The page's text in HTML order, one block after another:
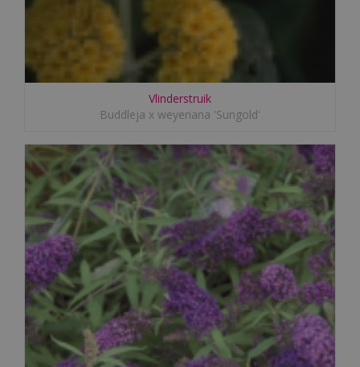
Vlinderstruik
Buddleja x weyeriana 'Sungold'